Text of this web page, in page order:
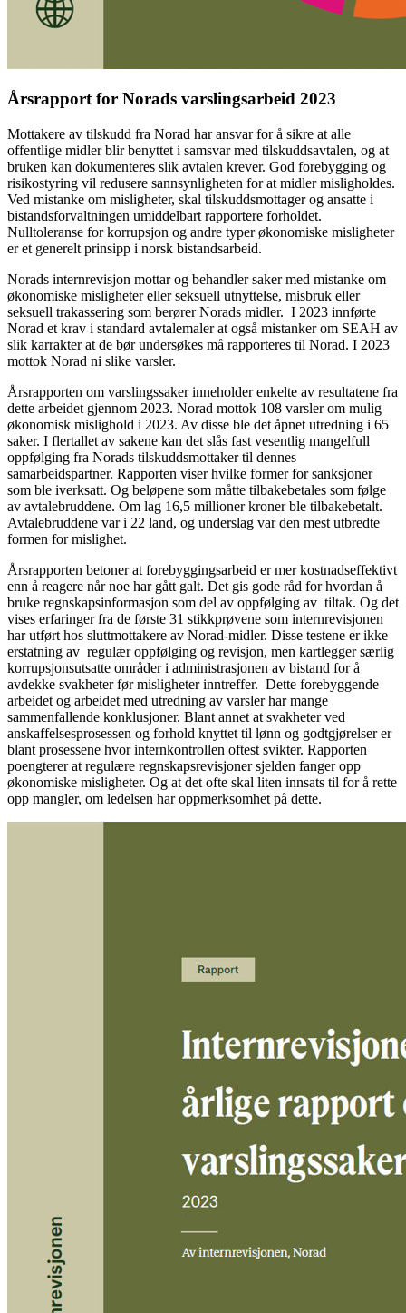
Årsrapport for Norads varslingsarbeid 2023
Mottakere av tilskudd fra Norad har ansvar for å sikre at alle
offentlige midler blir benyttet i samsvar med tilskuddsavtalen, og at
bruken kan dokumenteres slik avtalen krever. God forebygging og
risikostyring vil redusere sannsynligheten for at midler misligholdes.
Ved mistanke om misligheter, skal tilskuddsmottager og ansatte i
bistandsforvaltningen umiddelbart rapportere forholdet.
Nulltoleranse for korrupsjon og andre typer økonomiske misligheter
er et generelt prinsipp i norsk bistandsarbeid.
Norads internrevisjon mottar og behandler saker med mistanke om
økonomiske misligheter eller seksuell utnyttelse, misbruk eller
seksuell trakassering som berører Norads midler. I 2023 innførte
Norad et krav i standard avtalemaler at også mistanker om SEAH av
slik karrakter at de bør undersøkes må rapporteres til Norad. I 2023
mottok Norad ni slike varsler.
Årsrapporten om varslingssaker inneholder enkelte av resultatene fra
dette arbeidet gjennom 2023. Norad mottok 108 varsler om mulig
økonomisk mislighold i 2023. Av disse ble det åpnet utredning i 65
saker. I flertallet av sakene kan det slås fast vesentlig mangelfull
oppfølging fra Norads tilskuddsmottaker til dennes
samarbeidspartner. Rapporten viser hvilke former for sanksjoner
som ble iverksatt. Og beløpene som måtte tilbakebetales som følge
av avtalebruddene. Om lag 16,5 millioner kroner ble tilbakebetalt.
Avtalebruddene var i 22 land, og underslag var den mest utbredte
formen for mislighet.
Årsrapporten betoner at forebyggingsarbeid er mer kostnadseffektivt
enn å reagere når noe har gått galt. Det gis gode råd for hvordan å
bruke regnskapsinformasjon som del av oppfølging av tiltak. Og det
vises erfaringer fra de første 31 stikkprøvene som internrevisjonen
har utført hos sluttmottakere av Norad-midler. Disse testene er ikke
erstatning av regulær oppfølging og revisjon, men kartlegger særlig
korrupsjonsutsatte områder i administrasjonen av bistand for å
avdekke svakheter før misligheter inntreffer. Dette forebyggende
arbeidet og arbeidet med utredning av varsler har mange
sammenfallende konklusjoner. Blant annet at svakheter ved
anskaffelsesprosessen og forhold knyttet til lønn og godtgjørelser er
blant prosessene hvor internkontrollen oftest svikter. Rapporten
poengterer at regulære regnskapsrevisjoner sjelden fanger opp
økonomiske misligheter. Og at det ofte skal liten innsats til for å rette
opp mangler, om ledelsen har oppmerksomhet på dette.